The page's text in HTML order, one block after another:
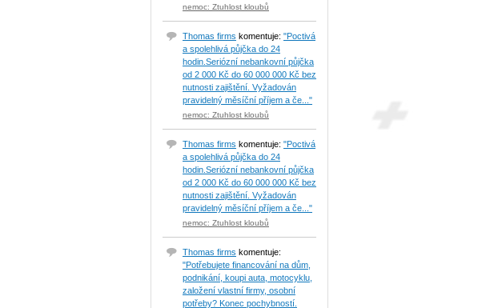
nemoc: Ztuhlost kloubů
Thomas firms komentuje: "Poctivá
a spolehlivá půjčka do 24
hodin.Seriózní nebankovní půjčka
od 2 000 Kč do 60 000 000 Kč bez
nutnosti zajištění. Vyžadován
pravidelný měsíční příjem a če..."
nemoc: Ztuhlost kloubů
Thomas firms komentuje: "Poctivá
a spolehlivá půjčka do 24
hodin.Seriózní nebankovní půjčka
od 2 000 Kč do 60 000 000 Kč bez
nutnosti zajištění. Vyžadován
pravidelný měsíční příjem a če..."
nemoc: Ztuhlost kloubů
Thomas firms komentuje:
"Potřebujete financování na dům,
podnikání, koupi auta, motocyklu,
založení vlastní firmy, osobní
potřeby? Konec pochybností.